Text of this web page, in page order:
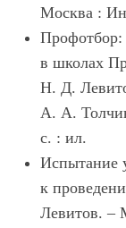
Москва :
Профотбор:
в школах
Н. Д.
А. А.
с. : ил.
Испытание
к
Левитов. –